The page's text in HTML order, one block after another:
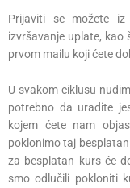
Prijaviti se možete
izvršavanje uplate, kao
prvom mailu koji ćete
U svakom ciklusu
potrebno da uradite
kojem ćete nam
poklonimo taj
za besplatan kurs će
smo odlučili pokloniti